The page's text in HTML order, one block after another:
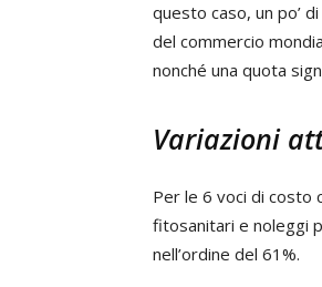
questo caso, un po’
del commercio
nonché una quota
Variazioni
Per le 6 voci di costo
fitosanitari e noleggi
nell’ordine del 61%.